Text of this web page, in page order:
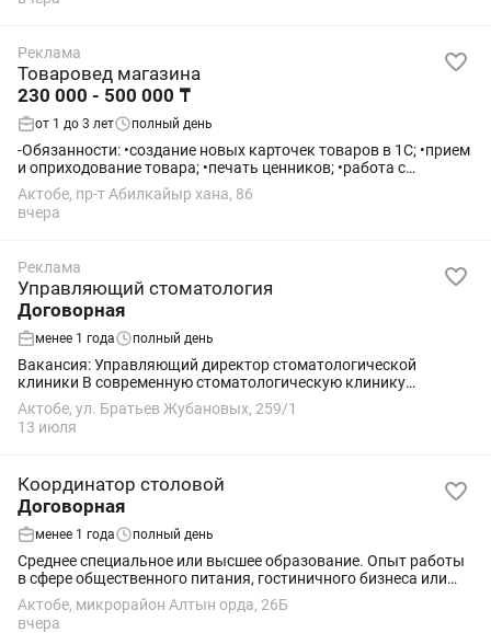
Реклама
Товаровед магазина
230 000 - 500 000 ₸
от 1 до 3 лет полный день
-Обязанности: •создание новых карточек товаров в 1С; •прием
и оприходование товара; •печать ценников; •работа с
остатками, перемещениями и номенклатурой; •контроль
корректности информации в...
Актобе, пр-т Абилкайыр хана, 86
вчера
Реклама
Управляющий стоматология
Договорная
менее 1 года полный день
Вакансия: Управляющий директор стоматологической
клиники В современную стоматологическую клинику
требуется управляющий директор. Обязанности: Организация
и контроль работы клиники. Управление...
Актобе, ул. Братьев Жубановых, 259/1
13 июля
Координатор столовой
Договорная
менее 1 года полный день
Среднее специальное или высшее образование. Опыт работы
в сфере общественного питания, гостиничного бизнеса или
администрирования приветствуется. Знание санитарных норм
и правил. Навыки...
Актобе, микрорайон Алтын орда, 26Б
вчера